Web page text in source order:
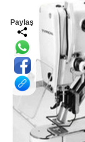
Paylaş